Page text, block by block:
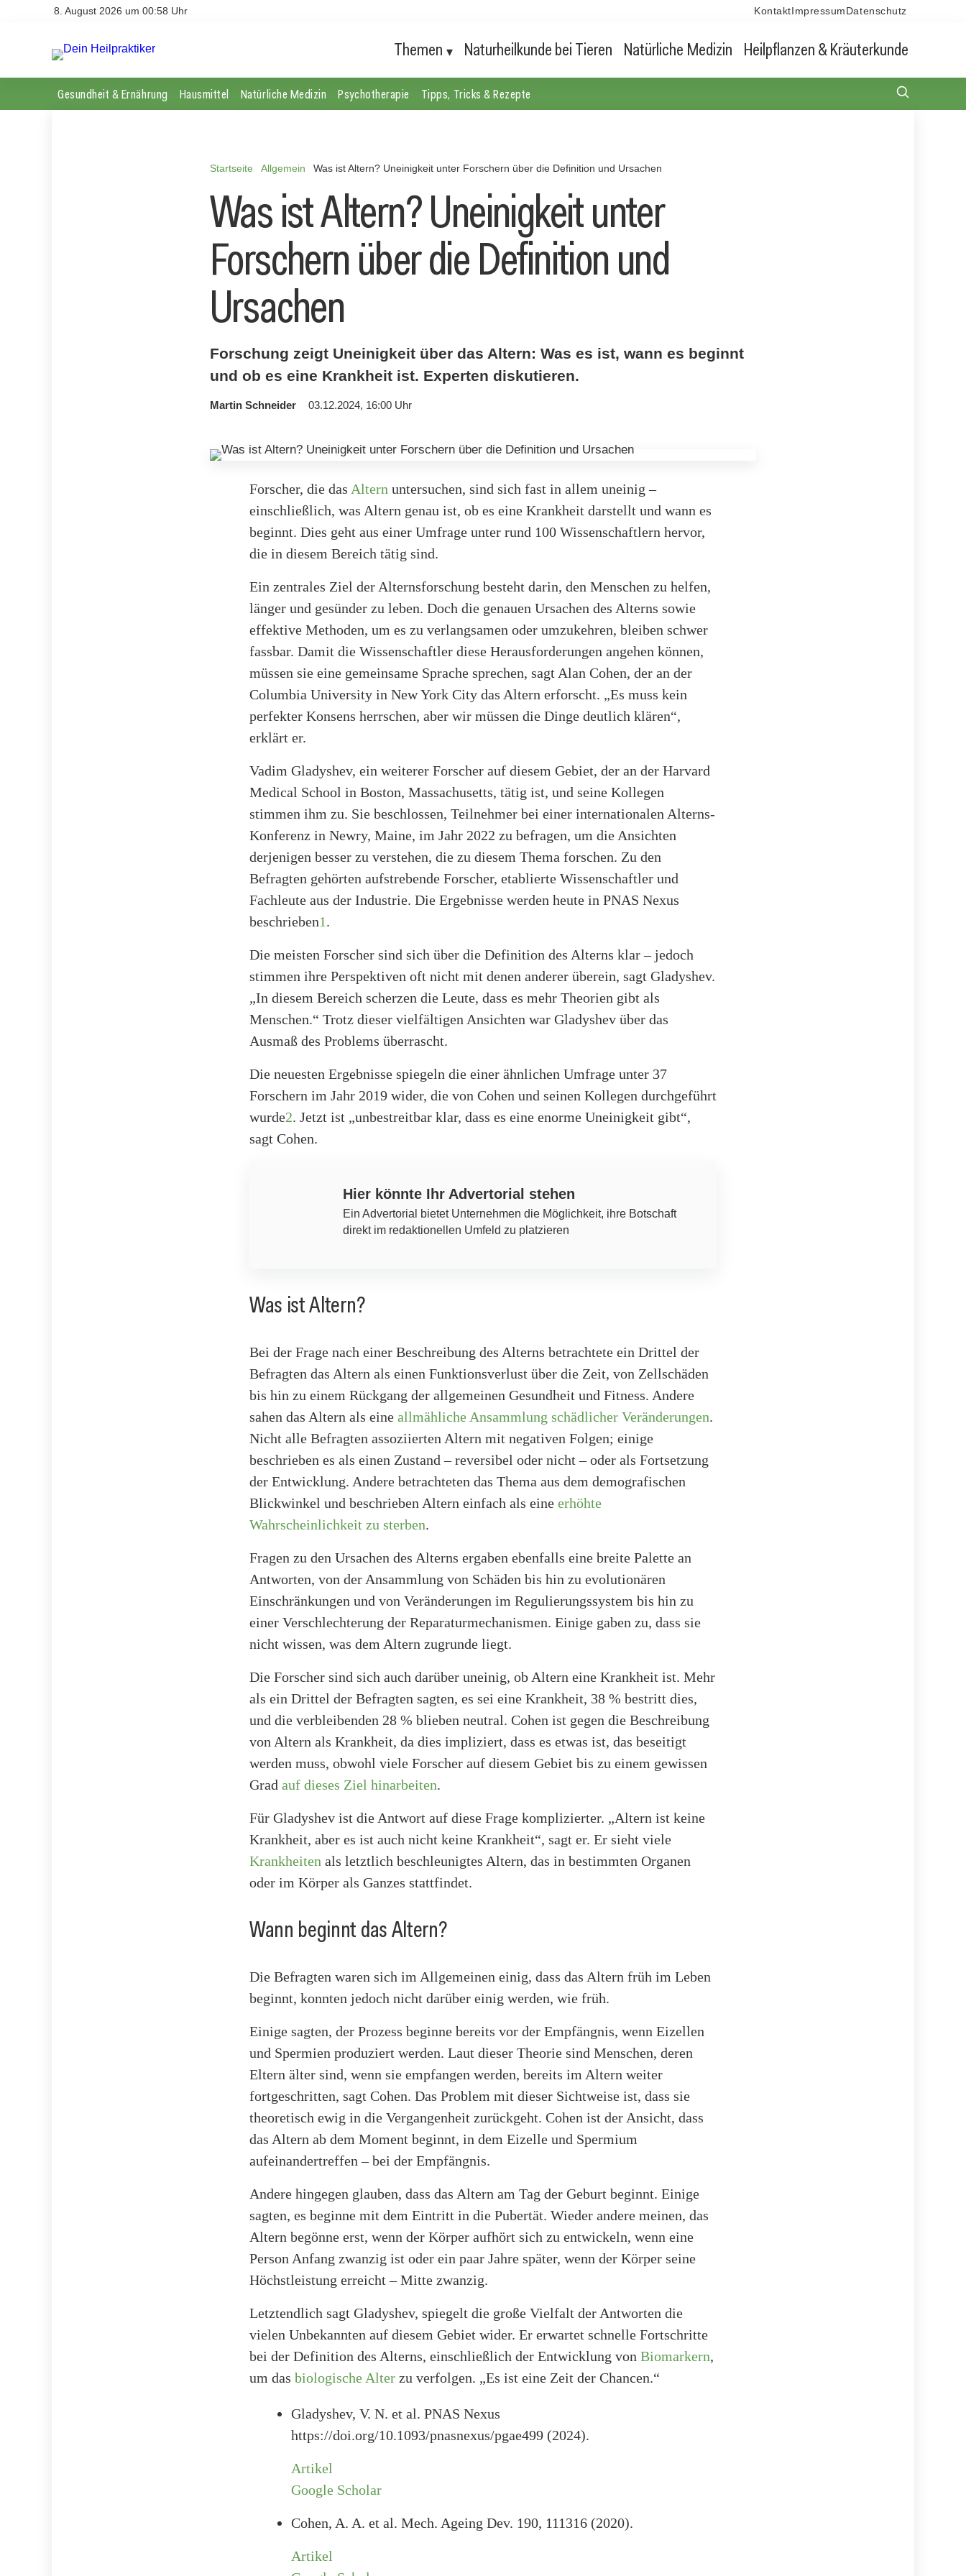
8. August 2026 um 00:58 Uhr Kontakt Impressum Datenschutz
Themen Naturheilkunde bei Tieren Natürliche Medizin Heilpflanzen & Kräuterkunde
Gesundheit & Ernährung Hausmittel Natürliche Medizin Psychotherapie Tipps, Tricks & Rezepte
Startseite Allgemein Was ist Altern? Uneinigkeit unter Forschern über die Definition und Ursachen
Was ist Altern? Uneinigkeit unter
Forschern über die Definition und
Ursachen
Forschung zeigt Uneinigkeit über das Altern: Was es ist, wann es beginnt
und ob es eine Krankheit ist. Experten diskutieren.
Martin Schneider 03.12.2024, 16:00 Uhr
Forscher, die das Altern untersuchen, sind sich fast in allem uneinig –
einschließlich, was Altern genau ist, ob es eine Krankheit darstellt und wann es
beginnt. Dies geht aus einer Umfrage unter rund 100 Wissenschaftlern hervor,
die in diesem Bereich tätig sind.
Ein zentrales Ziel der Alternsforschung besteht darin, den Menschen zu helfen,
länger und gesünder zu leben. Doch die genauen Ursachen des Alterns sowie
effektive Methoden, um es zu verlangsamen oder umzukehren, bleiben schwer
fassbar. Damit die Wissenschaftler diese Herausforderungen angehen können,
müssen sie eine gemeinsame Sprache sprechen, sagt Alan Cohen, der an der
Columbia University in New York City das Altern erforscht. „Es muss kein
perfekter Konsens herrschen, aber wir müssen die Dinge deutlich klären“,
erklärt er.
Vadim Gladyshev, ein weiterer Forscher auf diesem Gebiet, der an der Harvard
Medical School in Boston, Massachusetts, tätig ist, und seine Kollegen
stimmen ihm zu. Sie beschlossen, Teilnehmer bei einer internationalen Alterns-
Konferenz in Newry, Maine, im Jahr 2022 zu befragen, um die Ansichten
derjenigen besser zu verstehen, die zu diesem Thema forschen. Zu den
Befragten gehörten aufstrebende Forscher, etablierte Wissenschaftler und
Fachleute aus der Industrie. Die Ergebnisse werden heute in PNAS Nexus
beschrieben1 .
Die meisten Forscher sind sich über die Definition des Alterns klar – jedoch
stimmen ihre Perspektiven oft nicht mit denen anderer überein, sagt Gladyshev.
„In diesem Bereich scherzen die Leute, dass es mehr Theorien gibt als
Menschen.“ Trotz dieser vielfältigen Ansichten war Gladyshev über das
Ausmaß des Problems überrascht.
Die neuesten Ergebnisse spiegeln die einer ähnlichen Umfrage unter 37
Forschern im Jahr 2019 wider, die von Cohen und seinen Kollegen durchgeführt
wurde2. Jetzt ist „unbestreitbar klar, dass es eine enorme Uneinigkeit gibt“,
sagt Cohen.
Hier könnte Ihr Advertorial stehen
Ein Advertorial bietet Unternehmen die Möglichkeit, ihre Botschaft
direkt im redaktionellen Umfeld zu platzieren
Was ist Altern?
Bei der Frage nach einer Beschreibung des Alterns betrachtete ein Drittel der
Befragten das Altern als einen Funktionsverlust über die Zeit, von Zellschäden
bis hin zu einem Rückgang der allgemeinen Gesundheit und Fitness. Andere
sahen das Altern als eine allmähliche Ansammlung schädlicher Veränderungen.
Nicht alle Befragten assoziierten Altern mit negativen Folgen; einige
beschrieben es als einen Zustand – reversibel oder nicht – oder als Fortsetzung
der Entwicklung. Andere betrachteten das Thema aus dem demografischen
Blickwinkel und beschrieben Altern einfach als eine erhöhte
Wahrscheinlichkeit zu sterben.
Fragen zu den Ursachen des Alterns ergaben ebenfalls eine breite Palette an
Antworten, von der Ansammlung von Schäden bis hin zu evolutionären
Einschränkungen und von Veränderungen im Regulierungssystem bis hin zu
einer Verschlechterung der Reparaturmechanismen. Einige gaben zu, dass sie
nicht wissen, was dem Altern zugrunde liegt.
Die Forscher sind sich auch darüber uneinig, ob Altern eine Krankheit ist. Mehr
als ein Drittel der Befragten sagten, es sei eine Krankheit, 38 % bestritt dies,
und die verbleibenden 28 % blieben neutral. Cohen ist gegen die Beschreibung
von Altern als Krankheit, da dies impliziert, dass es etwas ist, das beseitigt
werden muss, obwohl viele Forscher auf diesem Gebiet bis zu einem gewissen
Grad auf dieses Ziel hinarbeiten.
Für Gladyshev ist die Antwort auf diese Frage komplizierter. „Altern ist keine
Krankheit, aber es ist auch nicht keine Krankheit“, sagt er. Er sieht viele
Krankheiten als letztlich beschleunigtes Altern, das in bestimmten Organen
oder im Körper als Ganzes stattfindet.
Wann beginnt das Altern?
Die Befragten waren sich im Allgemeinen einig, dass das Altern früh im Leben
beginnt, konnten jedoch nicht darüber einig werden, wie früh.
Einige sagten, der Prozess beginne bereits vor der Empfängnis, wenn Eizellen
und Spermien produziert werden. Laut dieser Theorie sind Menschen, deren
Eltern älter sind, wenn sie empfangen werden, bereits im Altern weiter
fortgeschritten, sagt Cohen. Das Problem mit dieser Sichtweise ist, dass sie
theoretisch ewig in die Vergangenheit zurückgeht. Cohen ist der Ansicht, dass
das Altern ab dem Moment beginnt, in dem Eizelle und Spermium
aufeinandertreffen – bei der Empfängnis.
Andere hingegen glauben, dass das Altern am Tag der Geburt beginnt. Einige
sagten, es beginne mit dem Eintritt in die Pubertät. Wieder andere meinen, das
Altern begönne erst, wenn der Körper aufhört sich zu entwickeln, wenn eine
Person Anfang zwanzig ist oder ein paar Jahre später, wenn der Körper seine
Höchstleistung erreicht – Mitte zwanzig.
Letztendlich sagt Gladyshev, spiegelt die große Vielfalt der Antworten die
vielen Unbekannten auf diesem Gebiet wider. Er erwartet schnelle Fortschritte
bei der Definition des Alterns, einschließlich der Entwicklung von Biomarkern,
um das biologische Alter zu verfolgen. „Es ist eine Zeit der Chancen.“
Gladyshev, V. N. et al. PNAS Nexus
https://doi.org/10.1093/pnasnexus/pgae499 (2024).
Artikel
Google Scholar
Cohen, A. A. et al. Mech. Ageing Dev. 190, 111316 (2020).
Artikel